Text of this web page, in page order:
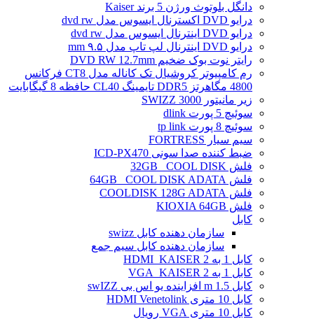
دانگل بلوتوث ورژن 5 برند Kaiser
درایو DVD اکسترنال ایسوس مدل dvd rw
درایو DVD اینترنال ایسوس مدل dvd rw
درایو DVD اینترنال لپ تاپ مدل ۹.۵ mm
رایتر نوت بوک ضخیم DVD RW 12.7mm
رم کامپیوتر کروشیال تک کاناله مدل CT8 فرکانس
4800 مگاهرتز DDR5 تایمینگ CL40 حافظه 8 گیگابایت
زیر مانیتور SWIZZ 3000
سوئیچ 5 پورت dlink
سوئیچ 8 پورت tp link
سیم سیار FORTRESS
ضبط کننده صدا سونی ICD-PX470
فلش 32GB _COOL DISK
فلش 64GB _COOL DISK ADATA
فلش COOLDISK 128G ADATA
فلش KIOXIA 64GB
کابل
سازمان دهنده کابل swizz
سازمان دهنده کابل سیم جمع
کابل 1 به 2 HDMI_KAISER
کابل 1 به 2 VGA_KAISER
کابل 1.5 m افزاینده یو اس بی swIZZ
کابل 10 متری HDMI Venetolink
کابل 10 متری VGA رویال